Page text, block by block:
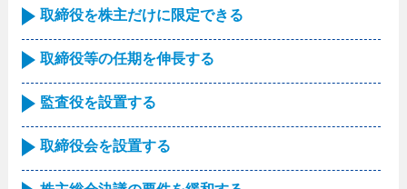
取締役を株主だけに限定できる
取締役等の任期を伸長する
監査役を設置する
取締役会を設置する